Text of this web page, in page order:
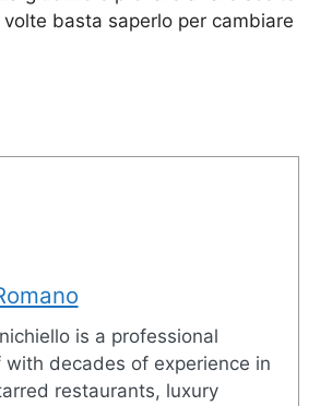
basta saperlo per cambiare
is a professional
with decades of experience in
restaurants, luxury